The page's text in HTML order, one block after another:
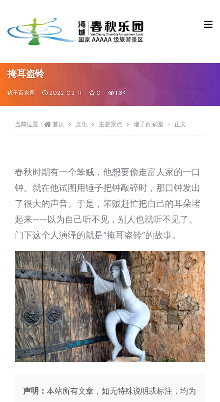
掩耳盗铃
诸子百家园 2022-02-11 0 1.3K
当前位置： 首页 文化 主要景点 诸子百家园 正文
春秋时期有一个笨贼，他想要偷走富人家的一口
钟。就在他试图用锤子把钟敲碎时，那口钟发出
了很大的声音。于是，笨贼赶忙把自己的耳朵堵
起来——以为自己听不见，别人也就听不见了。
门下这个人演绎的就是“掩耳盗铃”的故事。
声明： 本站所有文章，如无特殊说明或标注，均为